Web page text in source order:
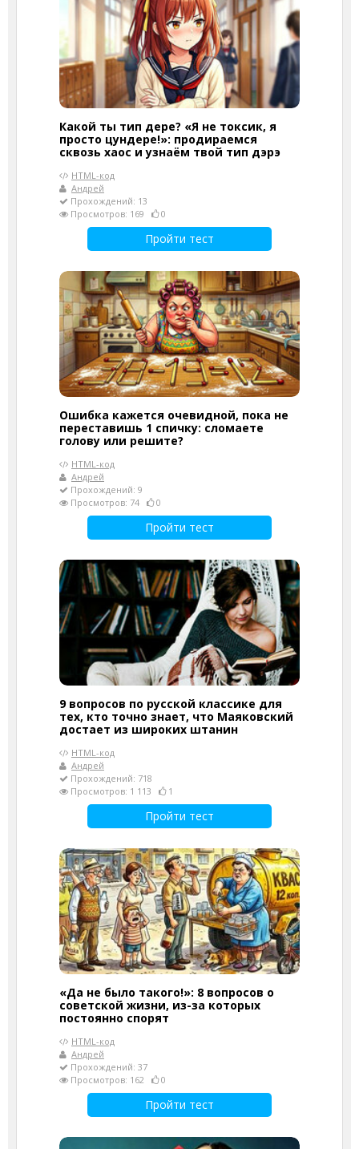
Какой ты тип дере? «Я не токсик, я
просто цундере!»: продираемся
сквозь хаос и узнаём твой тип дэрэ
HTML-код
Андрей
Прохождений: 13
Просмотров: 169
0
Пройти тест
Ошибка кажется очевидной, пока не
переставишь 1 спичку: сломаете
голову или решите?
HTML-код
Андрей
Прохождений: 9
Просмотров: 74
0
Пройти тест
9 вопросов по русской классике для
тех, кто точно знает, что Маяковский
достает из широких штанин
HTML-код
Андрей
Прохождений: 718
Просмотров: 1 113
1
Пройти тест
«Да не было такого!»: 8 вопросов о
советской жизни, из-за которых
постоянно спорят
HTML-код
Андрей
Прохождений: 37
Просмотров: 162
0
Пройти тест